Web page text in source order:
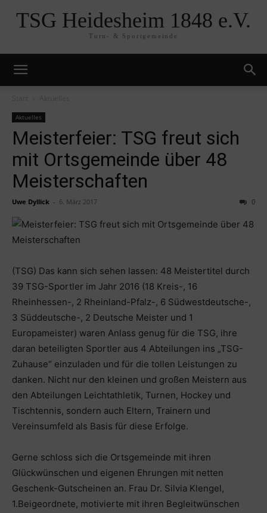
TSG Heidesheim 1848 e.V.
Turn- & Sportgemeinde
Aktuelles
Meisterfeier: TSG freut sich
mit Ortsgemeinde über 48
Meisterschaften
Uwe Dyllick - 6. März 2017 0
(TSG) Das kann sich sehen lassen: 48 Meistertitel durch
39 TSG-Sportler im Jahr 2016 (18 Kreis-, 16
Rheinhessen-, 2 Rheinland-Pfalz-, 6 Südwestdeutsche-,
3 Süddeutsche-, 2 Deutsche Meister und 1
Europameister) waren Anlass genug für die TSG, ihre
daran beteiligten Sportler aus 4 Abteilungen ins „TSG-
Zuhause“ einzuladen und für die tollen Leistungen zu
danken. Nicht nur den kleinen und großen Meistern aus
den Abteilungen Leichtathletik, Turnen, Hockey und
Tischtennis, sondern auch Eltern, Trainern und
Vereinsumfeld als Basis für diese Erfolge.
Gerne schloss sich die Ortsgemeinde mit ihren
Glückwünschen und eigenen Ehrungen mit netten
Geschenk-Gutscheinen an. Frau Dr. Silvia Klengel,
1.Beigeordnete, motivierte mit ihren Begleitwünschen